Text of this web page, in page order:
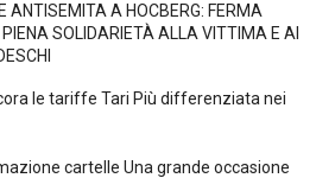
ANTISEMITA A HÖCBERG: FERMA
SOLIDARIETÀ ALLA VITTIMA E AI
le tariffe Tari Più differenziata nei
cartelle Una grande occasione